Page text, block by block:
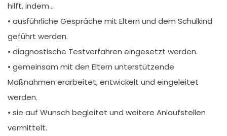
hilft, indem…
• ausführliche Gespräche mit Eltern und dem Schulkind
geführt werden.
• diagnostische Testverfahren eingesetzt werden.
• gemeinsam mit den Eltern unterstützende
Maßnahmen erarbeitet, entwickelt und eingeleitet
werden.
• sie auf Wunsch begleitet und weitere Anlaufstellen
vermittelt.